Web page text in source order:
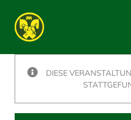
content
DIESE